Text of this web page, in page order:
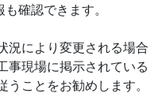
確認できます。
況により変更される場合
事現場に掲示されている
ことをお勧めします。